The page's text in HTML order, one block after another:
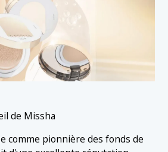
de Missha
comme pionnière des fonds de